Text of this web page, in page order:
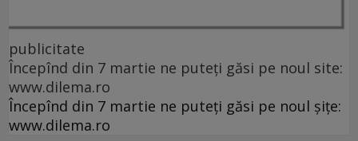
publicitate
Începînd din 7 martie ne puteți găsi pe noul site:
www.dilema.ro
Începînd din 7 martie ne puteți găsi pe noul șițe:
www.dilema.ro